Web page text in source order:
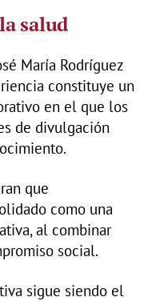
salud
María Rodríguez
constituye un
en el que los
de divulgación
que
como una
al combinar
social.
sigue siendo el